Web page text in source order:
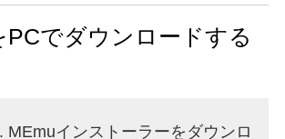
命をかけた冒険
を破った瞬間、伝説の偉人の力が
。
敵を倒して勝利への道を進みまし
PCでダウンロードする
MEmuインストーラーをダウンロ